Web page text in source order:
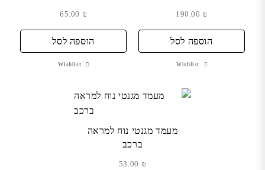
₪
הוספה לסל
Wishlist
₪
הוספה לסל
Wishlist
מעמד מגנטי נוח למראה
ברכב
₪